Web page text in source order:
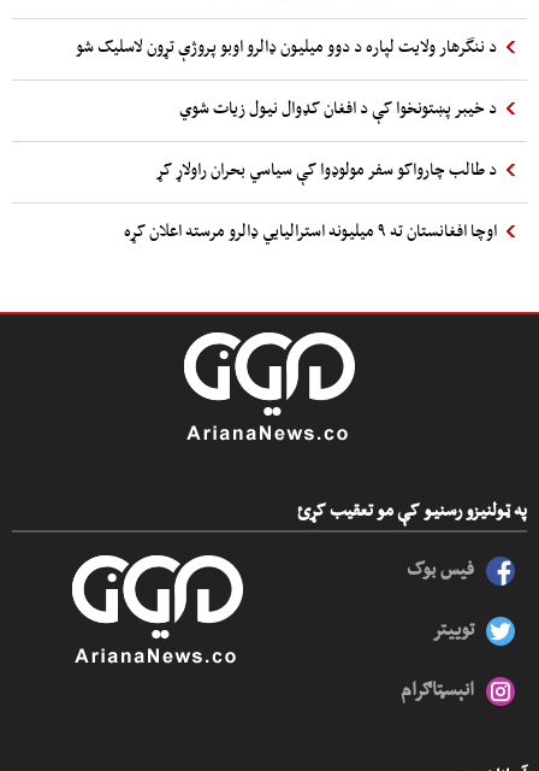
د ننگرهار ولایت لپاره د دوو میلیون ډالرو اوبو پروژې تړون لاسلیک شو
د خیبر پښتونخوا کې د افغان کډوال نیول زیات شوي
د طالب چارواکو سفر مولوډوا کې سیاسي بحران راولاړ کړ
اوچا افغانستان ته ۹ میلیونه استرالیایي ډالرو مرسته اعلان کړه
په ټولنیزو رسنیو کې مو تعقیب کړئ
فیس بوک
توییتر
انېسټاګرام